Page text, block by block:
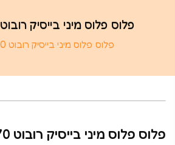
פלוס פלוס מיני בייסיק רובוט 170 חלקים
פלוס פלוס מיני בייסיק רובוט 170 חלקים
פלוס פלוס מיני בייסיק רובוט 170 חלקים